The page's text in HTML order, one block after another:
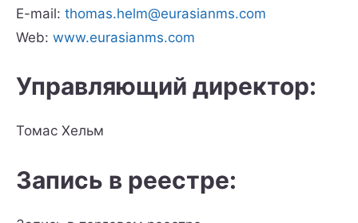
E-mail: thomas.helm@eurasianms.com
Web: www.eurasianms.com
Управляющий директор:
Томас Хельм
Запись в реестре: